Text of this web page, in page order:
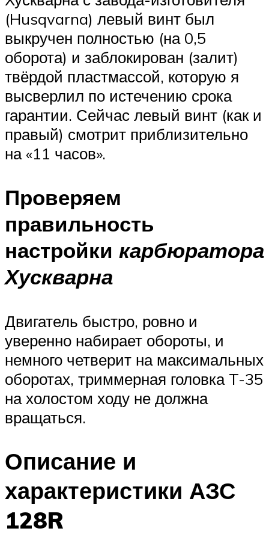
(Husqvarna) левый винт был
выкручен полностью (на 0,5
оборота) и заблокирован (залит)
твёрдой пластмассой, которую я
высверлил по истечению срока
гарантии. Сейчас левый винт (как и
правый) смотрит приблизительно
на «11 часов».
Проверяем
правильность
настройки карбюратора
Хускварна
Двигатель быстро, ровно и
уверенно набирает обороты, и
немного четверит на максимальных
оборотах, триммерная головка T-35
на холостом ходу не должна
вращаться.
Описание и
характеристики АЗС
128R